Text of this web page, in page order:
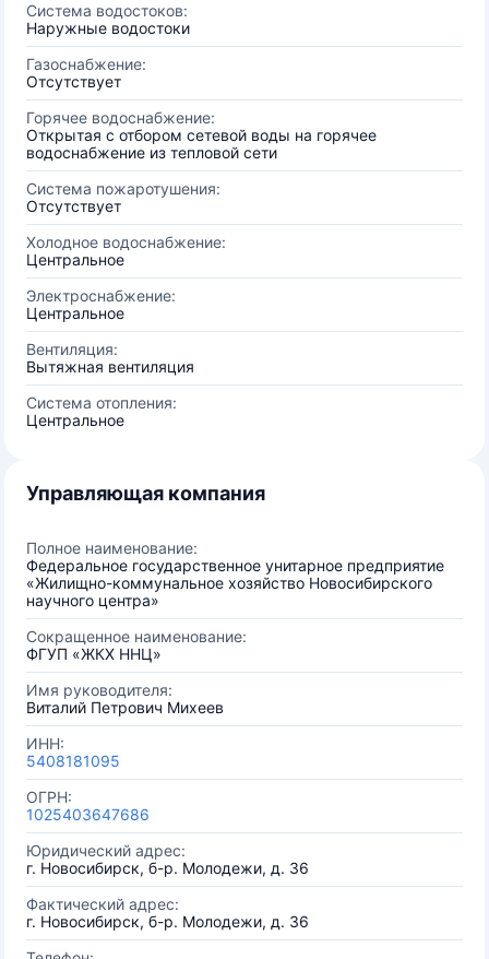
Система водостоков:
Наружные водостоки
Газоснабжение:
Отсутствует
Горячее водоснабжение:
Открытая с отбором сетевой воды на горячее
водоснабжение из тепловой сети
Система пожаротушения:
Отсутствует
Холодное водоснабжение:
Центральное
Электроснабжение:
Центральное
Вентиляция:
Вытяжная вентиляция
Система отопления:
Центральное
Управляющая компания
Полное наименование:
Федеральное государственное унитарное предприятие
«Жилищно-коммунальное хозяйство Новосибирского
научного центра»
Сокращенное наименование:
ФГУП «ЖКХ ННЦ»
Имя руководителя:
Виталий Петрович Михеев
ИНН:
5408181095
ОГРН:
1025403647686
Юридический адрес:
г. Новосибирск, б-р. Молодежи, д. 36
Фактический адрес:
г. Новосибирск, б-р. Молодежи, д. 36